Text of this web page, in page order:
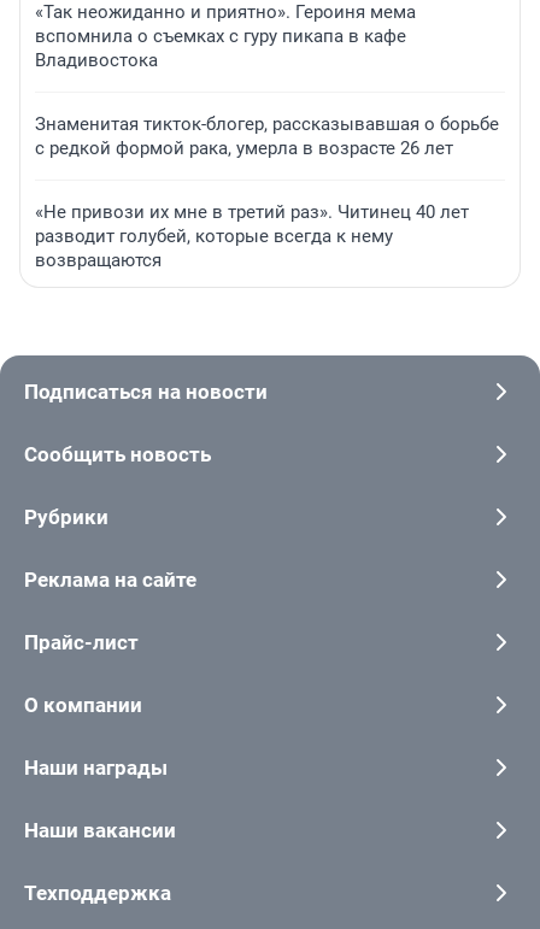
«Так неожиданно и приятно». Героиня мема
вспомнила о съемках с гуру пикапа в кафе
Владивостока
Знаменитая тикток-блогер, рассказывавшая о борьбе
с редкой формой рака, умерла в возрасте 26 лет
«Не привози их мне в третий раз». Читинец 40 лет
разводит голубей, которые всегда к нему
возвращаются
Подписаться на новости
Сообщить новость
Рубрики
Реклама на сайте
Прайс-лист
О компании
Наши награды
Наши вакансии
Техподдержка